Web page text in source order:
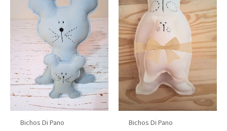
Bichos Di Pano Bichos Di Pano